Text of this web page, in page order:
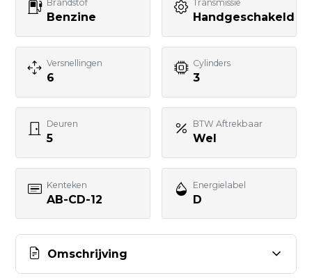
Brandstof
Benzine
Transmissie
Handgeschakeld
Versnellingen
6
Cylinders
3
Deuren
5
BTW Aftrekbaar
Wel
Kenteken
AB-CD-12
Energielabel
D
Omschrijving